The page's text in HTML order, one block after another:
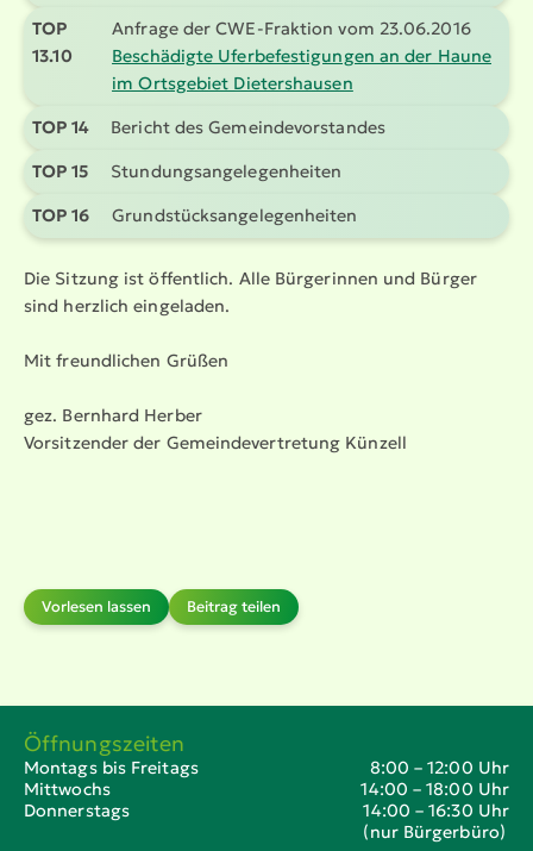
Öffnungszeiten
Montags bis Freitags
8:00 – 12:00 Uhr
Mittwochs
14:00 – 18:00 Uhr
Donnerstags
14:00 – 16:30 Uhr
(nur Bürgerbüro)
TOP
13.10
Anfrage der CWE-Fraktion vom 23.06.2016
Beschädigte Uferbe­fes­ti­gungen an der Haune
im Ortsgebiet Dieters­hausen
TOP 14 Bericht des Gemein­de­vor­standes
TOP 15 Stundungs­an­ge­le­gen­heiten
TOP 16 Grund­stücks­an­ge­le­gen­heiten
Die Sitzung ist öffentlich. Alle Bürgerinnen und Bürger
sind herzlich eingeladen.
Mit freund­lichen Grüßen
gez. Bernhard Herber
Vorsit­zender der Gemein­de­ver­tretung Künzell
Vorlesen lassen Beitrag teilen